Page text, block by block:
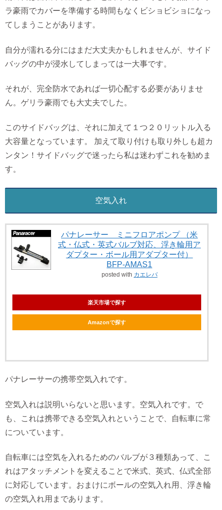
ラ豪雨でカバーを準備する時間もなくビショビショになっ
てしまうことがあります。
自分が濡れる分にはまだ大丈夫かもしれませんが、サイド
バッグの中が浸水してしまっては一大事です。
それが、完全防水であれば一切心配する必要がありませ
ん。ゲリラ豪雨でも大丈夫でした。
このサイドバッグは、それに加えて１つ２０リットル入る
大容量となっています。 加えて取り付けも取り外しも超カ
ンタン！サイドバッグで迷ったら私は迷わずこれを勧めま
す。
空気入れ
パナレーサー ミニフロアポンプ （米
式・仏式・英式バルブ対応、浮き輪用ア
ダプター・ボール用アダプター付）
BFP-AMAS1
posted with カエレバ
楽天市場で探す
Amazonで探す
パナレーサーの携帯空気入れです。
空気入れは説明いらないと思います。空気入れです。で
も、これは携帯できる空気入れということで、自転車に常
についています。
自転車には空気を入れるためのバルブが３種類あって、こ
れはアタッチメントを変えることで米式、英式、仏式全部
に対応しています。おまけにボールの空気入れ用、浮き輪
の空気入れ用まであります。